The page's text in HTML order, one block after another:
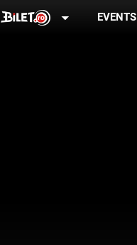
arrow_drop_down EVENTS